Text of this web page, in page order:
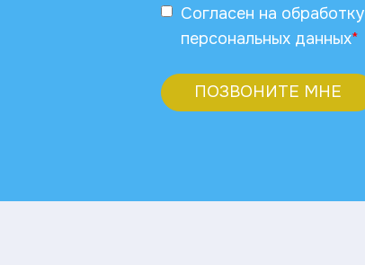
Согласен на обработку
персональных данных*
ПОЗВОНИТЕ МНЕ